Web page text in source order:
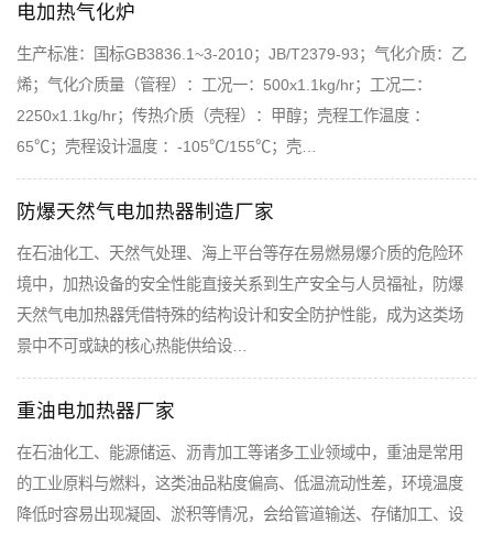
电加热气化炉
生产标准：国标GB3836.1~3-2010；JB/T2379-93；气化介质：乙
烯；气化介质量（管程）：工况一：500x1.1kg/hr；工况二：
2250x1.1kg/hr；传热介质（壳程）：甲醇；壳程工作温度 ：
65℃；壳程设计温度 ：-105℃/155℃；壳…
防爆天然气电加热器制造厂家
在石油化工、天然气处理、海上平台等存在易燃易爆介质的危险环
境中，加热设备的安全性能直接关系到生产安全与人员福祉，防爆
天然气电加热器凭借特殊的结构设计和安全防护性能，成为这类场
景中不可或缺的核心热能供给设…
重油电加热器厂家
在石油化工、能源储运、沥青加工等诸多工业领域中，重油是常用
的工业原料与燃料，这类油品粘度偏高、低温流动性差，环境温度
降低时容易出现凝固、淤积等情况，会给管道输送、存储加工、设